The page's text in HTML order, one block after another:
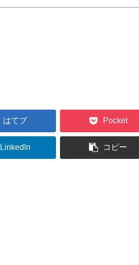
はてブ Pocket
LinkedIn コピー